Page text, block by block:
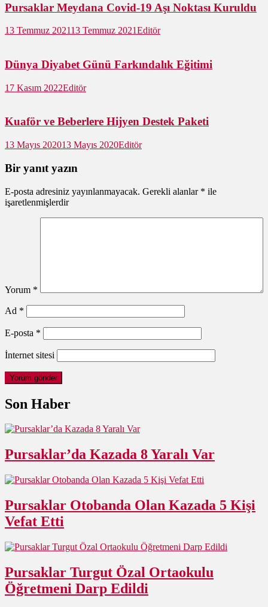
Pursaklar Meydana Covid-19 Aşı Noktası Kuruldu
13 Temmuz 202113 Temmuz 2021Editör
Dünya Diyabet Günü Farkındalık Eğitimi
17 Kasım 2022Editör
Kuaför ve Beberlere Hijyen Destek Paketi
13 Mayıs 202013 Mayıs 2020Editör
Bir yanıt yazın
E-posta adresiniz yayınlanmayacak. Gerekli alanlar * ile
işaretlenmişlerdir
Yorum *
Ad *
E-posta *
İnternet sitesi
Son Haber
Pursaklar’da Kazada 8 Yaralı Var
Pursaklar Otobanda Olan Kazada 5 Kişi
Vefat Etti
Pursaklar Turgut Özal Ortaokulu
Öğretmeni Darp Edildi